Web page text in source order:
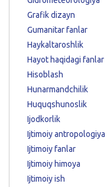
Grafik dizayn
Gumanitar fanlar
Haykaltaroshlik
Hayot haqidagi fanlar
Hisoblash
Hunarmandchilik
Huquqshunoslik
Ijodkorlik
Ijtimoiy antropologiya
Ijtimoiy fanlar
Ijtimoiy himoya
Ijtimoiy ish